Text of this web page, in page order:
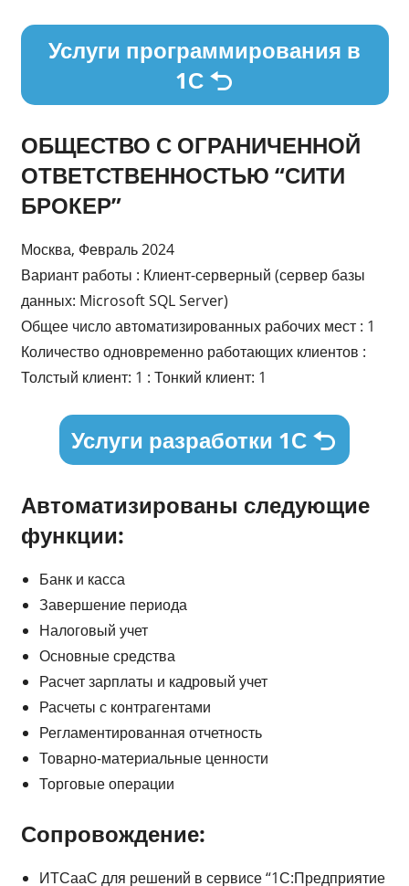
Услуги программирования в
1С
ОБЩЕСТВО С ОГРАНИЧЕННОЙ
ОТВЕТСТВЕННОСТЬЮ “СИТИ
БРОКЕР”
Москва, Февраль 2024
Вариант работы : Клиент-серверный (сервер базы
данных: Microsoft SQL Server)
Общее число автоматизированных рабочих мест : 1
Количество одновременно работающих клиентов :
Толстый клиент: 1 : Тонкий клиент: 1
Услуги разработки 1С
Автоматизированы следующие
функции:
Банк и касса
Завершение периода
Налоговый учет
Основные средства
Расчет зарплаты и кадровый учет
Расчеты с контрагентами
Регламентированная отчетность
Товарно-материальные ценности
Торговые операции
Сопровождение:
ИТСааС для решений в сервисе “1С:Предприятие